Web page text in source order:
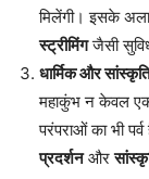
मिलेंगी। इसके
स्ट्रीमिंगजैसी
धार्मिक और
महाकुंभ न केवल एक
परंपराओं का भी
प्रदर्शनऔर